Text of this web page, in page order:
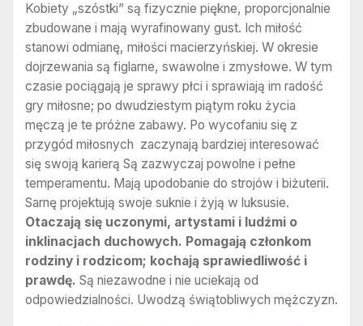
Kobiety „szóstki” są fizycznie piękne, proporcjonalnie
zbudowane i mają wyrafinowany gust. Ich miłość
stanowi odmianę, miłości macierzyńskiej. W okresie
dojrzewania są figlarne, swawolne i zmysłowe. W tym
czasie pociągają je sprawy płci i sprawiają im radość
gry miłosne; po dwudziestym piątym roku życia
męczą je te próżne zabawy. Po wycofaniu się z
przygód miłosnych zaczynają bardziej interesować
się swoją karierą Są zazwyczaj powolne i pełne
temperamentu. Mają upodobanie do strojów i biżuterii.
Sarnę projektują swoje suknie i żyją w luksusie.
Otaczają się uczonymi, artystami i ludźmi o
inklinacjach duchowych. Pomagają członkom
rodziny i rodzicom; kochają sprawiedliwość i
prawdę. Są niezawodne i nie uciekają od
odpowiedzialności. Uwodzą świątobliwych mężczyzn.